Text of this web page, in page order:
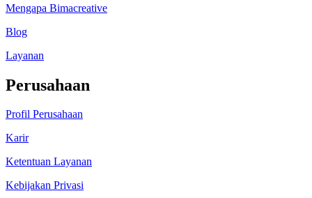
Mengapa Bimacreative
Blog
Layanan
Perusahaan
Profil Perusahaan
Karir
Ketentuan Layanan
Kebijakan Privasi